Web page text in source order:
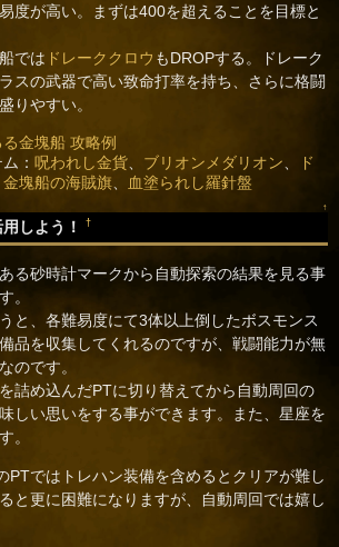
度が高い。まずは400を超えることを目標と
では ドレーククロウ もDROPする。ドレーク
スの武器で高い致命打率を持ち、さらに格闘
りやすい。
金塊船 攻略例
ム：呪われし金貨、 ブリオンメダリオン、
ド
金塊船の海賊旗、 血塗られし羅針盤
↑
用しよう！†
る砂時計マークから自動探索の結果を見る事
。
と、各難易度にて3体以上倒したボスモンス
品を収集してくれるのですが、戦闘能力が無
のです。
詰め込んだPTに切り替えてから自動周回の
しい思いをする事ができます。また、星座を
。
PTではトレハン装備を含めるとクリアが難し
と更に困難になりますが、自動周回では嬉し